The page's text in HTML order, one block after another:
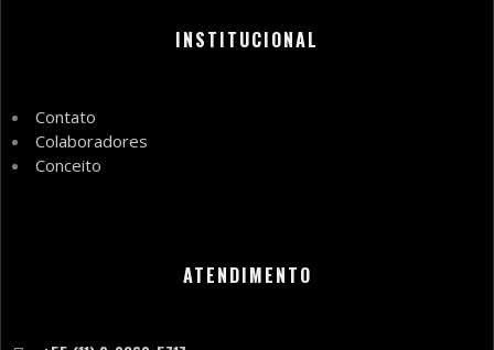
INSTITUCIONAL
Contato
Colaboradores
Conceito
ATENDIMENTO